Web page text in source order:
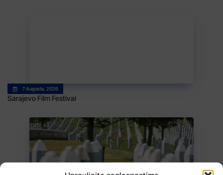
7 Augusta, 2026
Sarajevo Film Festival